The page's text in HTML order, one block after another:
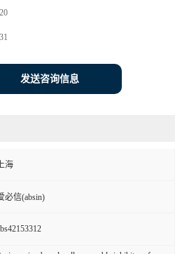
发送咨询信息
海
必信(absin)